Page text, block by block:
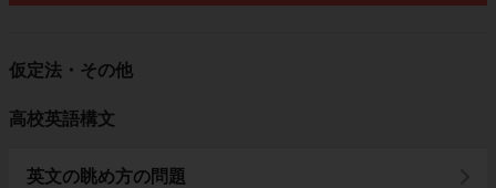
仮定法・その他
高校英語構文
英文の眺め方の問題